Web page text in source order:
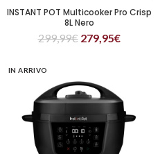
INSTANT POT Multicooker Pro Crisp
8L Nero
299,99€ 279,95€
IN ARRIVO